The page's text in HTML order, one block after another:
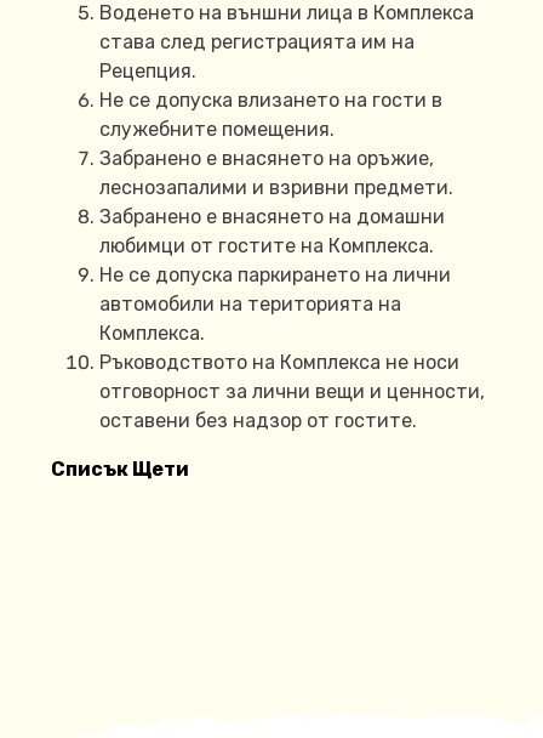
Воденето на външни лица в Комплекса
става след регистрацията им на
Рецепция.
Не се допуска влизането на гости в
служебните помещения.
Забранено е внасянето на оръжие,
леснозапалими и взривни предмети.
Забранено е внасянето на домашни
любимци от гостите на Комплекса.
Не се допуска паркирането на лични
автомобили на територията на
Комплекса.
Ръководството на Комплекса не носи
отговорност за лични вещи и ценности,
оставени без надзор от гостите.
Списък Щети